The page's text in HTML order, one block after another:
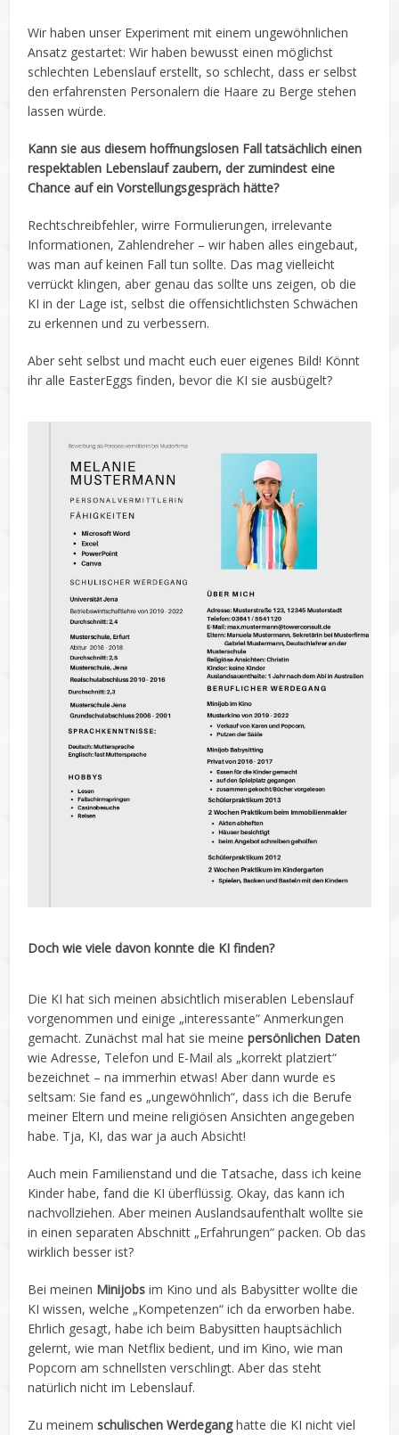
Wir haben unser Experiment mit einem ungewöhnlichen
Ansatz gestartet: Wir haben bewusst einen möglichst
schlechten Lebenslauf erstellt, so schlecht, dass er selbst
den erfahrensten Personalern die Haare zu Berge stehen
lassen würde.
Kann sie aus diesem hoffnungslosen Fall tatsächlich einen
respektablen Lebenslauf zaubern, der zumindest eine
Chance auf ein Vorstellungsgespräch hätte?
Rechtschreibfehler, wirre Formulierungen, irrelevante
Informationen, Zahlendreher – wir haben alles eingebaut,
was man auf keinen Fall tun sollte. Das mag vielleicht
verrückt klingen, aber genau das sollte uns zeigen, ob die
KI in der Lage ist, selbst die offensichtlichsten Schwächen
zu erkennen und zu verbessern.
Aber seht selbst und macht euch euer eigenes Bild! Könnt
ihr alle EasterEggs finden, bevor die KI sie ausbügelt?
Doch wie viele davon konnte die KI finden?
Die KI hat sich meinen absichtlich miserablen Lebenslauf
vorgenommen und einige „interessante“ Anmerkungen
gemacht. Zunächst mal hat sie meinepersönlichen Daten
wie Adresse, Telefon und E-Mail als „korrekt platziert“
bezeichnet – na immerhin etwas! Aber dann wurde es
seltsam: Sie fand es „ungewöhnlich“, dass ich die Berufe
meiner Eltern und meine religiösen Ansichten angegeben
habe. Tja, KI, das war ja auch Absicht!
Auch mein Familienstand und die Tatsache, dass ich keine
Kinder habe, fand die KI überflüssig. Okay, das kann ich
nachvollziehen. Aber meinen Auslandsaufenthalt wollte sie
in einen separaten Abschnitt „Erfahrungen“ packen. Ob das
wirklich besser ist?
Bei meinen Minijobs im Kino und als Babysitter wollte die
KI wissen, welche „Kompetenzen“ ich da erworben habe.
Ehrlich gesagt, habe ich beim Babysitten hauptsächlich
gelernt, wie man Netflix bedient, und im Kino, wie man
Popcorn am schnellsten verschlingt. Aber das steht
natürlich nicht im Lebenslauf.
Zu meinemschulischen Werdeganghatte die KI nicht viel